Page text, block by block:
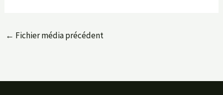
← Fichier média précédent